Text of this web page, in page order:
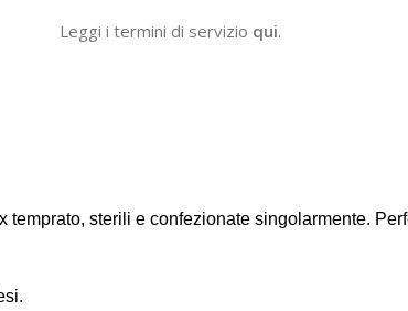
Leggi i termini di servizio qui.
sterili e confezionate singolarmente.